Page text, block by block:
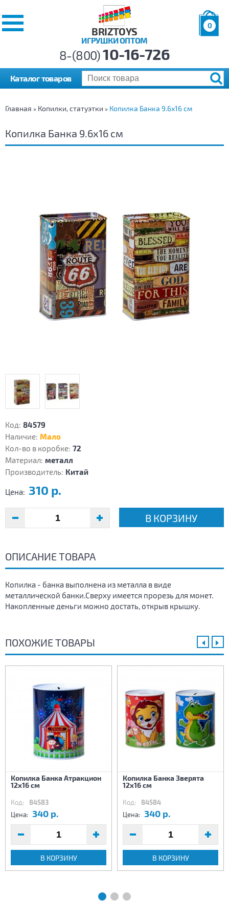
BRIZTOYS
ИГРУШКИ ОПТОМ
0
р.
8-(800)10-16-726
Каталог товаров
Главная » Копилки, статуэтки » Копилка Банка 9.6х16 см
Копилка Банка 9.6х16 см
Код: 84579
Наличие: Мало
Кол-во в коробке: 72
Материал: металл
Производитель: Китай
Цена: 310 р.
В КОРЗИНУ
ОПИСАНИЕ ТОВАРА
Копилка - банка выполнена из металла в виде
металлической банки.Сверху имеется прорезь для монет.
Накопленные деньги можно достать, открыв крышку.
ПОХОЖИЕ ТОВАРЫ
Копилка Банка Атракцион
12х16 см
Код: 84583
Цена: 340 р.
В КОРЗИНУ
Копилка Банка Зверята
12х16 см
Код: 84584
Цена: 340 р.
В КОРЗИНУ